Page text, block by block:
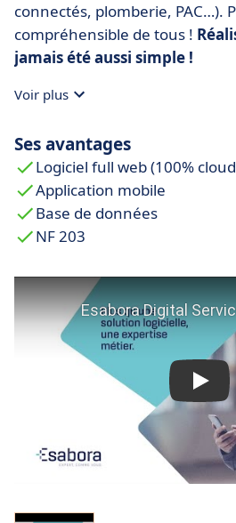
connectés, plomberie, PAC…).
compréhensible de tous !
jamais été aussi simple !
Voir plus
Ses avantages
Logiciel full web (100%
Application mobile
Base de données
NF 203